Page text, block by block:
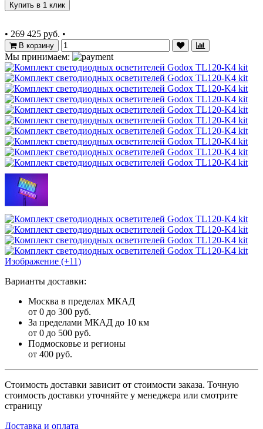
Купить в 1 клик
• 269 425 руб. •
В корзину
Мы принимаем:
Изображение (+11)
Варианты доставки:
Москва в пределах МКАД
от 0 до 300 руб.
За пределами МКАД до 10 км
от 0 до 500 руб.
Подмосковье и регионы
от 400 руб.
Стоимость доставки зависит от стоимости заказа. Точную
стоимость доставки уточняйте у менеджера или смотрите
страницу
Доставка и оплата